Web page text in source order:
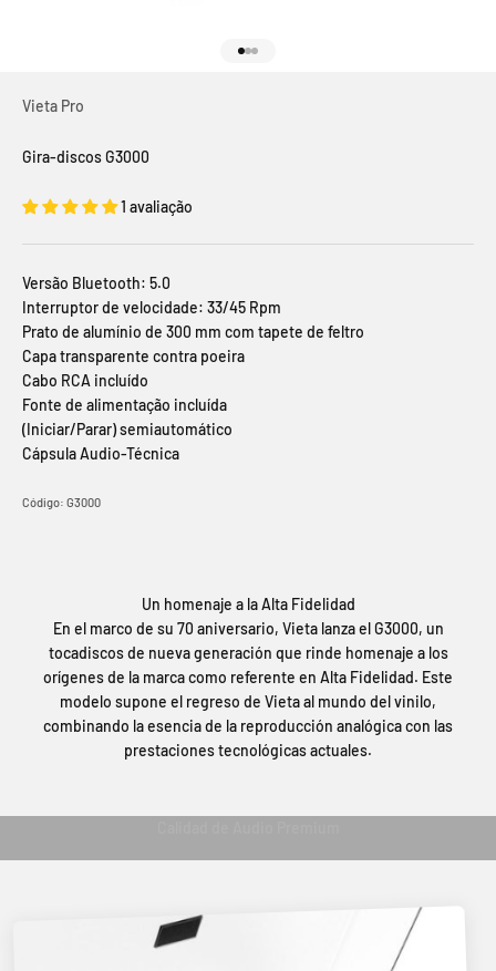
Vieta Pro
Gira-discos G3000
1 avaliação
Versão Bluetooth: 5.0
Interruptor de velocidade: 33/45 Rpm
Prato de alumínio de 300 mm com tapete de feltro
Capa transparente contra poeira
Cabo RCA incluído
Fonte de alimentação incluída
(Iniciar/Parar) semiautomático
Cápsula Audio-Técnica
Código: G3000
Un homenaje a la Alta Fidelidad
En el marco de su 70 aniversario, Vieta lanza el G3000, un
tocadiscos de nueva generación que rinde homenaje a los
orígenes de la marca como referente en Alta Fidelidad. Este
modelo supone el regreso de Vieta al mundo del vinilo,
combinando la esencia de la reproducción analógica con las
prestaciones tecnológicas actuales.